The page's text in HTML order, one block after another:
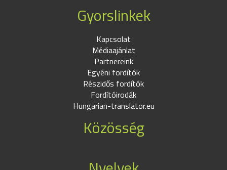
Gyorslinkek
Kapcsolat
Médiaajánlat
Partnereink
Egyéni fordítók
Részidős fordítók
Fordítóirodák
Hungarian-translator.eu
Közösség